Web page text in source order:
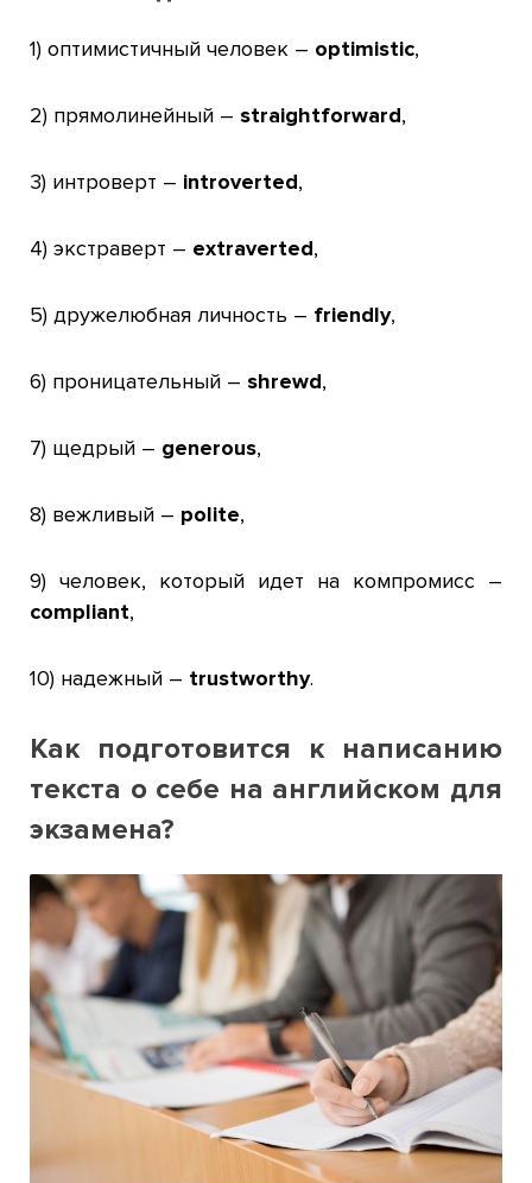
1) оптимистичный человек – optimistic,
2) прямолинейный – straightforward,
3) интроверт – introverted,
4) экстраверт – extraverted,
5) дружелюбная личность – friendly,
6) проницательный – shrewd,
7) щедрый – generous,
8) вежливый – polite,
9) человек, который идет на компромисс –
compliant,
10) надежный – trustworthy.
Как подготовится к написанию
текста о себе на английском для
экзамена?